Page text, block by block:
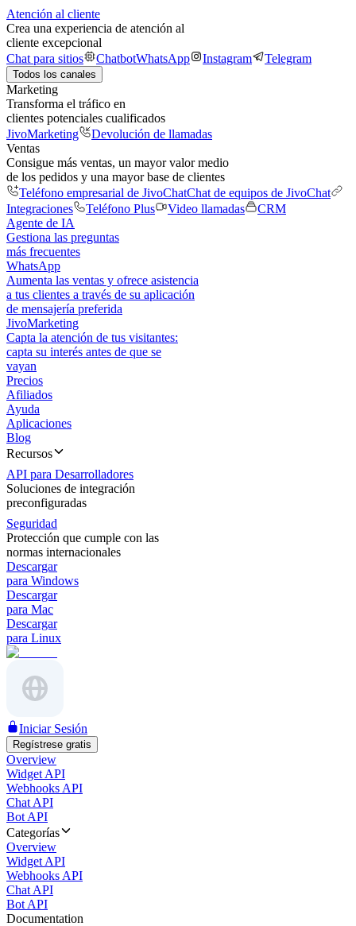
Atención al cliente
Crea una experiencia de atención al
cliente excepcional
Chat para sitios
ChatbotWhatsApp Instagram Telegram
Todos los canales
Marketing
Transforma el tráfico en
clientes potenciales cualificados
JivoMarketing
Devolución de llamadas
Ventas
Consigue más ventas, un mayor valor medio
de los pedidos y una mayor base de clientes
Teléfono empresarial de JivoChatChat de equipos de JivoChat
Integraciones
Teléfono Plus Video llamadas
CRM
Agente de IA
Gestiona las preguntas
más frecuentes
WhatsApp
Aumenta las ventas y ofrece asistencia
a tus clientes a través de su aplicación
de mensajería preferida
JivoMarketing
Capta la atención de tus visitantes:
capta su interés antes de que se
vayan
Precios
Afiliados
Ayuda
Aplicaciones
Blog
Recursos
API para Desarrolladores
Soluciones de integración
preconfiguradas
Seguridad
Protección que cumple con las
normas internacionales
Descargar
para Windows
Descargar
para Mac
Descargar
para Linux
Iniciar Sesión
Regístrese gratis
Overview
Widget API
Webhooks API
Chat API
Bot API
Categorías
Overview
Widget API
Webhooks API
Chat API
Bot API
Documentation